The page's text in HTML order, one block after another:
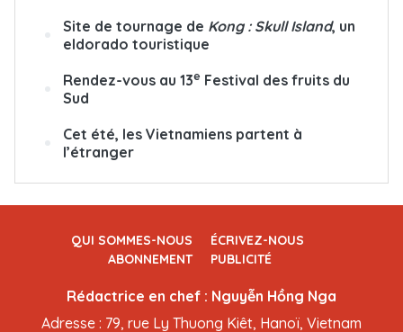
Site de tournage de Kong : Skull Island, un
eldorado touristique
Rendez-vous au 13e Festival des fruits du
Sud
Cet été, les Vietnamiens partent à
l’étranger
QUI SOMMES-NOUS
ÉCRIVEZ-NOUS
ABONNEMENT
PUBLICITÉ
Rédactrice en chef : Nguyễn Hồng Nga
Adresse : 79, rue Ly Thuong Kiêt, Hanoï, Vietnam